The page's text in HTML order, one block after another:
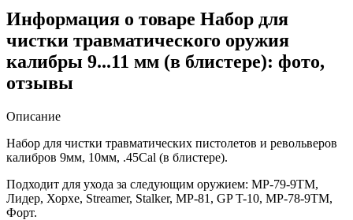
Информация о товаре Набор для
чистки травматического оружия
калибры 9...11 мм (в блистере): фото,
отзывы
Описание
Набор для чистки травматических пистолетов и револьверов
калибров 9мм, 10мм, .45Cal (в блистере).
Подходит для ухода за следующим оружием: МР-79-9ТМ,
Лидер, Хорхе, Streamer, Stalker, МР-81, GP T-10, МР-78-9ТМ,
Форт.